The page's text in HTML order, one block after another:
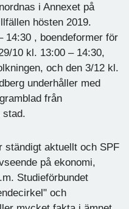
i Annexet på
hösten 2019.
14:30 , boendeformer för
10 kl. 13:00 – 14:30,
och den 3/12 kl.
underhåller med
från
stad.
ständigt aktuellt och SPF
på ekonomi,
Studieförbundet
och